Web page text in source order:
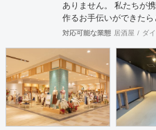
ありません。 私たちが
作るお手伝いができた
いためにもPLABE-プレ
制作などデザインできる
対応可能な業態 居酒屋 ダ